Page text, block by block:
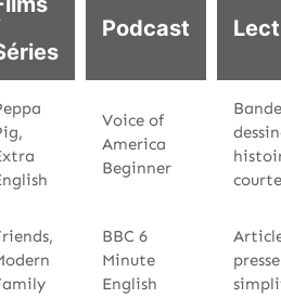
Podcast
Voice of
America
Beginner
BBC 6
Minute
English
presse